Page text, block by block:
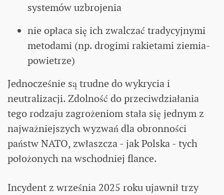
systemów uzbrojenia
nie opłaca się ich zwalczać tradycyjnymi
metodami (np. drogimi rakietami ziemia-
powietrze)
Jednocześnie są trudne do wykrycia i
neutralizacji. Zdolność do przeciwdziałania
tego rodzaju zagrożeniom stała się jednym z
najważniejszych wyzwań dla obronności
państw NATO, zwłaszcza - jak Polska - tych
położonych na wschodniej flance.
Incydent z września 2025 roku ujawnił trzy